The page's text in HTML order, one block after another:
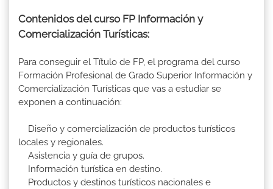
Contenidos del curso FP Información y
Comercialización Turísticas:
Para conseguir el Título de FP, el programa del curso
Formación Profesional de Grado Superior Información y
Comercialización Turísticas que vas a estudiar se
exponen a continuación:
Diseño y comercialización de productos turísticos
locales y regionales.
Asistencia y guía de grupos.
Información turística en destino.
Productos y destinos turísticos nacionales e